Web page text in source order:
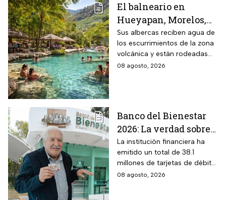
El balneario en
Hueyapan, Morelos,
que combina albercas
cristalinas con la
naturaleza del volcán
Popocatépetl y cuesta
Sus albercas reciben agua de
los escurrimientos de la zona
volcánica y están rodeadas
de vegetación, áreas verdes y
08 agosto, 2026
Banco del Bienestar
2026: La verdad sobre
entrar a Buró de
Crédito por tenerla
La institución financiera ha
emitido un total de 38.1
millones de tarjetas de débito
para la dispersión de los
08 agosto, 2026